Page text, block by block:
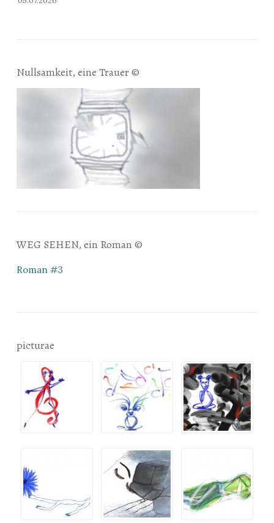
Nullsamkeit, eine Trauer ©
WEG SEHEN, ein Roman ©
Roman #3
picturae